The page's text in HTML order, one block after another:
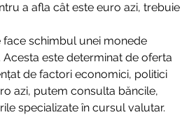
a afla cât este euro azi, trebuie
schimbul unei monede
este determinat de oferta
de factori economici, politici
azi, putem consulta băncile,
specializate în cursul valutar.